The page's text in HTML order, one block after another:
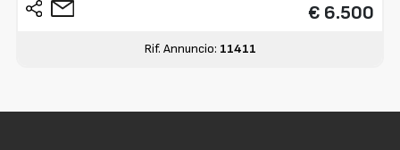
€ 6.500
Rif. Annuncio: 11411